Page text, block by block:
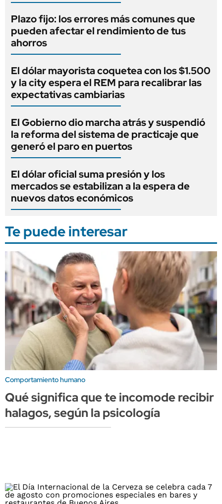
Plazo fijo: los errores más comunes que
pueden afectar el rendimiento de tus
ahorros
El dólar mayorista coquetea con los $1.500
y la city espera el REM para recalibrar las
expectativas cambiarias
El Gobierno dio marcha atrás y suspendió
la reforma del sistema de practicaje que
generó el paro en puertos
El dólar oficial suma presión y los
mercados se estabilizan a la espera de
nuevos datos económicos
Te puede interesar
Comportamiento humano
Qué significa que te incomode recibir
halagos, según la psicología